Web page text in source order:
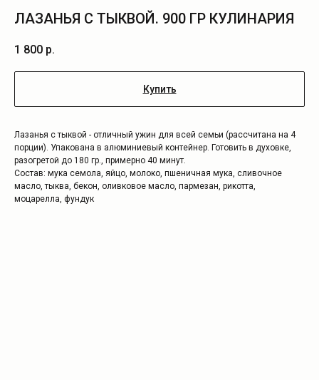
ЛАЗАНЬЯ С ТЫКВОЙ. 900 ГР КУЛИНАРИЯ
1 800 р.
Купить
Лазанья с тыквой - отличный ужин для всей семьи (рассчитана на 4
порции). Упакована в алюминиевый контейнер. Готовить в духовке,
разогретой до 180 гр., примерно 40 минут.
Состав: мука семола, яйцо, молоко, пшеничная мука, сливочное
масло, тыква, бекон, оливковое масло, пармезан, рикотта,
моцарелла, фундук